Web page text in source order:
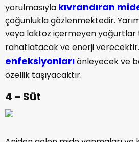
yorulmasıyla kıvrandıran
çoğunlukla gözlenmektedir.
veya laktoz içermeyen
rahatlatacak ve enerji
enfeksiyonlarıönleyecek ve
özellik taşıyacaktır.
4 – Süt